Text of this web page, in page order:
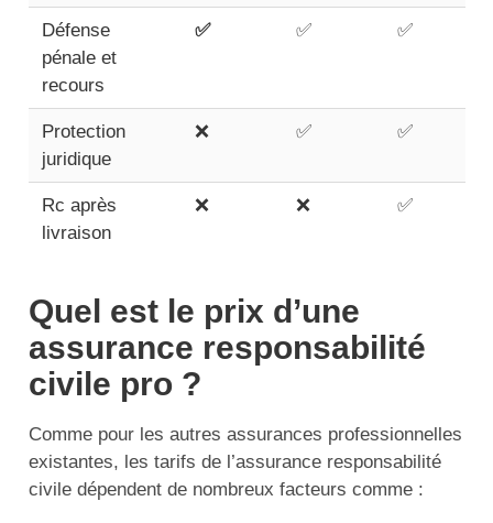
Défense
pénale et
recours
✅ ✅ ✅
Protection
juridique
❌ ✅ ✅
Rc après
livraison
❌ ❌ ✅
Quel est le prix d’une
assurance responsabilité
civile pro ?
Comme pour les autres assurances professionnelles
existantes, les tarifs de l’assurance responsabilité
civile dépendent de nombreux facteurs comme :